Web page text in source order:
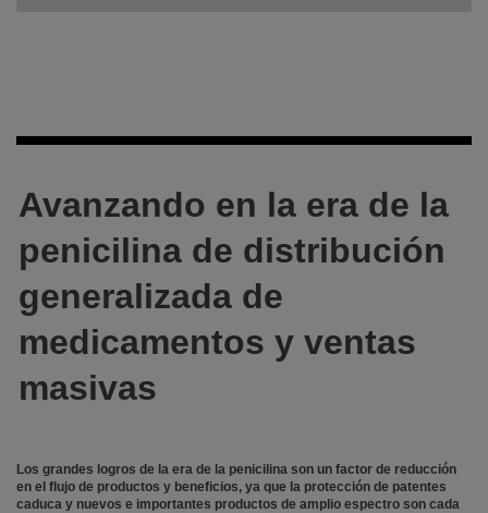
Avanzando en la era de la
penicilina de distribución
generalizada de
medicamentos y ventas
masivas
Los grandes logros de la era de la penicilina son un factor de reducción
en el flujo de productos y beneficios, ya que la protección de patentes
caduca y nuevos e importantes productos de amplio espectro son cada